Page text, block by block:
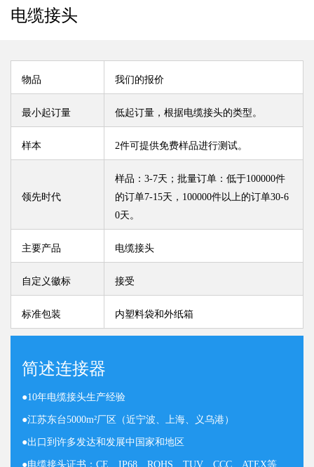
电缆接头
物品 我们的报价
最小起订量 低起订量，根据电缆接头的类型。
样本 2件可提供免费样品进行测试。
领先时代
样品：3-7天；批量订单：低于100000件
的订单7-15天，100000件以上的订单30-6
0天。
主要产品 电缆接头
自定义徽标 接受
标准包装 内塑料袋和外纸箱
简述连接器
●10年电缆接头生产经验
●江苏东台5000m²厂区（近宁波、上海、义乌港）
●出口到许多发达和发展中国家和地区
●电缆接头证书：CE、IP68、ROHS、TUV、CCC、ATEX等